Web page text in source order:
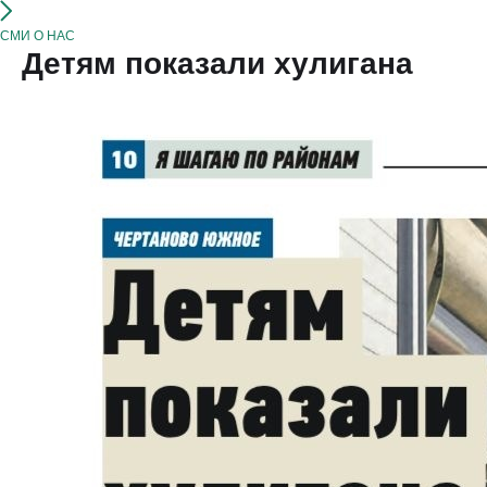
СМИ О НАС
Детям показали хулигана